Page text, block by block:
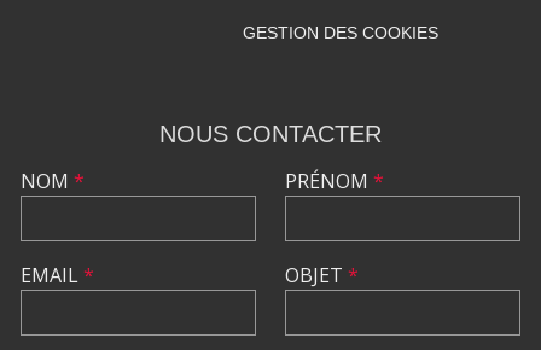
GESTION DES COOKIES
NOUS CONTACTER
NOM *
EMAIL*
PRÉNOM *
OBJET *